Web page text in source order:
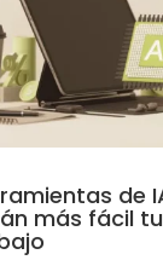
de
más fácil tu